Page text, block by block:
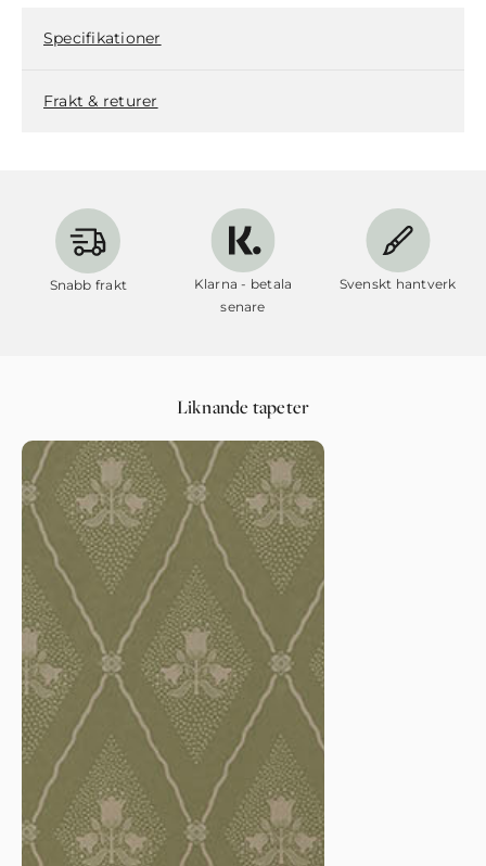
Specifikationer
Frakt & returer
Snabb frakt
Klarna - betala
senare
Svenskt hantverk
Liknande tapeter